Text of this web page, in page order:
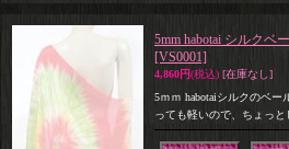
5mm habotai シルク
[VS0001]
4,860円(税込) [在庫なし]
5ｍｍ habotaiシルクのベ
っても軽いので、ちょっ